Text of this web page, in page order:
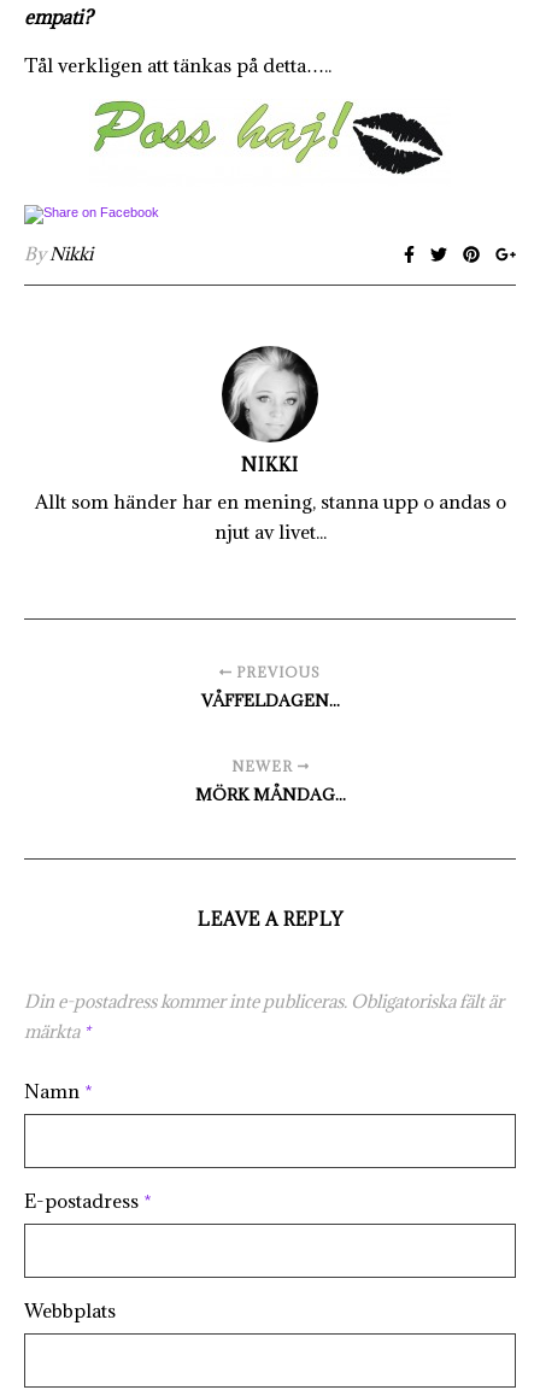
empati?
Tål verkligen att tänkas på detta…..
ByNikki
NIKKI
Allt som händer har en mening, stanna upp o andas o
njut av livet...
PREVIOUS
VÅFFELDAGEN...
NEWER
MÖRK MÅNDAG...
LEAVE A REPLY
Din e-postadress kommer inte publiceras. Obligatoriska fält är
märkta *
Namn *
E-postadress *
Webbplats